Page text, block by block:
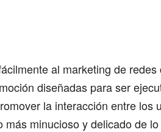
al marketing de
diseñadas para ser
la interacción entre los
minucioso y delicado de